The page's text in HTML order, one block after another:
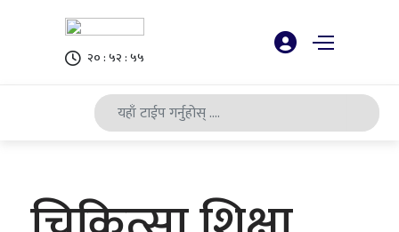
२० : ५२ : ५६